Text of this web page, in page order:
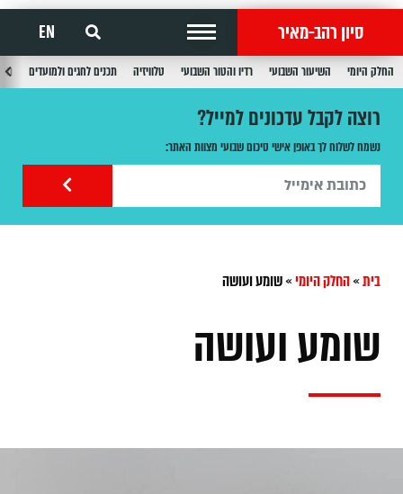
סיון רהב-מאיר EN
החלק היומי השיעור השבועי רדיו והטור השבועי טלוויזיה תכנים לחגים ולמועדים
רוצה לקבל עדכונים למייל?
נשמח לשלוח לך באופן אישי סיכום שבועי מצוות האתר:
בית»החלק היומי»שומע ועושה
שומע ועושה